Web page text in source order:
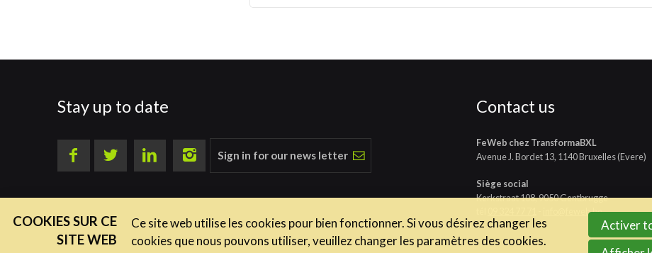
Stay up to date
Sign in for our news letter
Contact us
FeWeb chez TransformaBXL
Avenue J. Bordet 13, 1140 Bruxelles (Evere)
Siège social
Kerkstraat 108, 9050 Gentbrugge
info@feweb.be
COOKIES SUR CE
SITE WEB
Ce site web utilise les cookies pour bien fonctionner. Si vous désirez changer les
cookies que nous pouvons utiliser, veuillez changer les paramètres des cookies.
Activer